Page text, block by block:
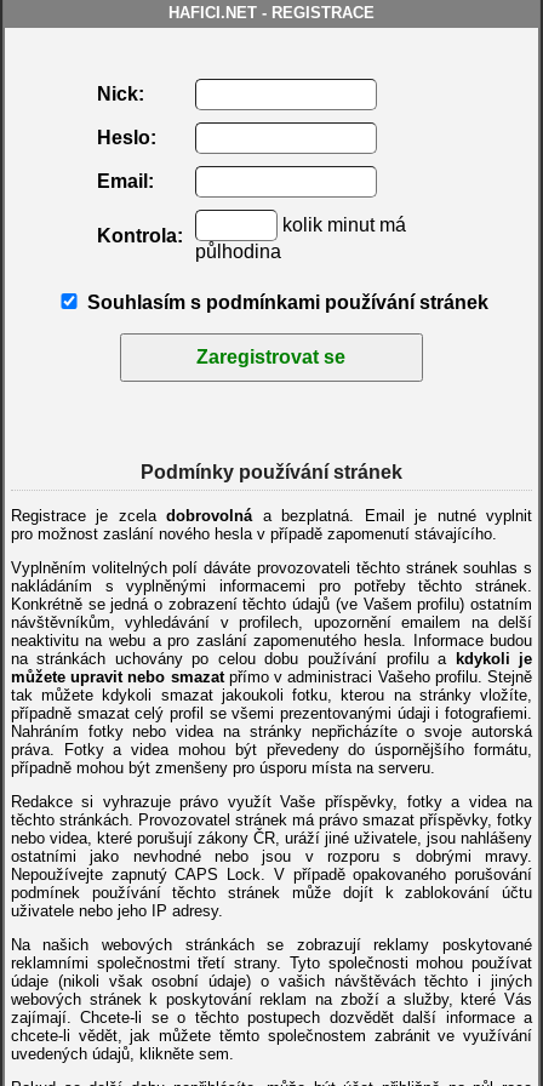
HAFICI.NET - REGISTRACE
Nick:
Heslo:
Email:
Kontrola:
kolik tunimmá
půlhodina
Souhlasím s podmínkami používání stránek
Zaregistrovat se
Podmínky používání stránek
Registrace je zceladobrovolnáa bezplatná. Email je nutné vyplnit
pro možnost zaslání nového hesla v případě zapomenutí stávajícího.
Vyplněním volitelných polí dáváte provozovateli těchto stránek souhlas s
nakládáním s vyplněnými informacemi pro potřeby těchto stránek.
Konkrétně se jedná o zobrazení těchto údajů (ve Vašem profilu) ostatním
návštěvníkům, vyhledávání v profilech, upozornění emailem na delší
neaktivitu na webu a pro zaslání zapomenutého hesla. Informace budou
na stránkách uchovány po celou dobu používání profilu a kdykoli je
můžete upravit nebo smazatpřímo v administraci Vašeho profilu. Stejně
tak můžete kdykoli smazat jakoukoli fotku, kterou na stránky vložíte,
případně smazat celý profil se všemi prezentovanými údaji i fotografiemi.
Nahráním fotky nebo videa na stránky nepřicházíte o svoje autorská
práva. Fotky a videa mohou být převedeny do úspornějšího formátu,
případně mohou být zmenšeny pro úsporu místa na serveru.
Redakce si vyhrazuje právo využít Vaše příspěvky, fotky a videa na
těchto stránkách. Provozovatel stránek má právo smazat příspěvky, fotky
nebo videa, které porušují zákony ČR, uráží jiné uživatele, jsou nahlášeny
ostatními jako nevhodné nebo jsou v rozporu s dobrými mravy.
Nepoužívejte zapnutý CAPS Lock. V případě opakovaného porušování
podmínek používání těchto stránek může dojít k zablokování účtu
uživatele nebo jeho IP adresy.
Na našich webových stránkách se zobrazují reklamy poskytované
reklamními společnostmi třetí strany. Tyto společnosti mohou používat
údaje (nikoli však osobní údaje) o vašich návštěvách těchto i jiných
webových stránek k poskytování reklam na zboží a služby, které Vás
zajímají. Chcete-li se o těchto postupech dozvědět další informace a
chcete-li vědět, jak můžete těmto společnostem zabránit ve využívání
uvedených údajů, klikněte sem.